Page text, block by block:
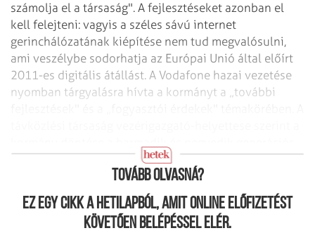
számolja el a társaság". A fejlesztéseket azonban el
kell felejteni: vagyis a széles sávú internet
gerinchálózatának kiépítése nem tud megvalósulni,
ami veszélybe sodorhatja az Európai Unió által előírt
2011-es digitális átállást. A Vodafone hazai vezetése
nyomban tárgyalásra hívta a kormányt a „további
mobilhálózatok fejlesztését teszi kérdőjelessé.
Tovább olvasná?
Ez egy cikk a hetilapból, amit online előfizetést
követően belépéssel elér.